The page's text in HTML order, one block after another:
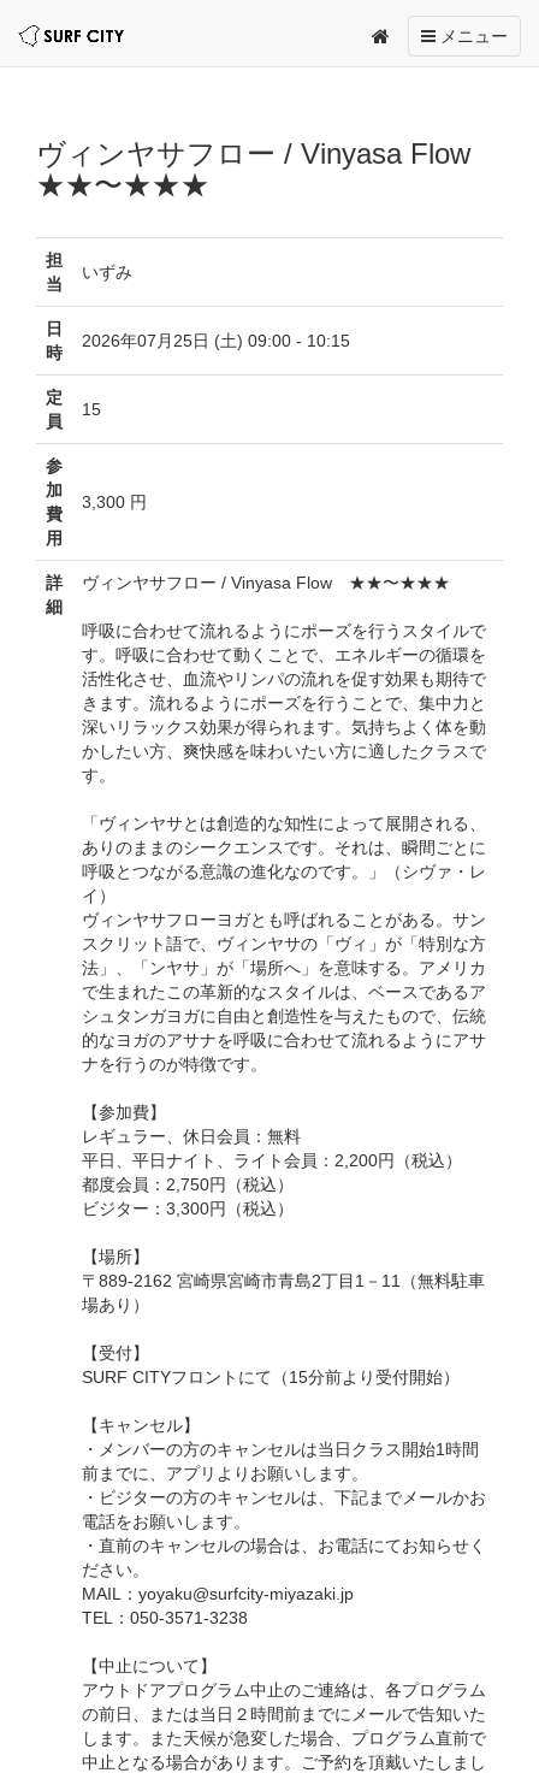
Toggle
navigation
メニュー
ヴィンヤサフロー / Vinyasa Flow
★★〜★★★
担
当
いずみ
日
時
2026年07月25日 (土) 09:00 - 10:15
定
員
15
参
加
費
用
3,300 円
詳
細
ヴィンヤサフロー / Vinyasa Flow ★★〜★★★
呼吸に合わせて流れるようにポーズを行うスタイルで
す。呼吸に合わせて動くことで、エネルギーの循環を
活性化させ、血流やリンパの流れを促す効果も期待で
きます。流れるようにポーズを行うことで、集中力と
深いリラックス効果が得られます。気持ちよく体を動
かしたい方、爽快感を味わいたい方に適したクラスで
す。
「ヴィンヤサとは創造的な知性によって展開される、
ありのままのシークエンスです。それは、瞬間ごとに
呼吸とつながる意識の進化なのです。」（シヴァ・レ
イ）
ヴィンヤサフローヨガとも呼ばれることがある。サン
スクリット語で、ヴィンヤサの「ヴィ」が「特別な方
法」、「ンヤサ」が「場所へ」を意味する。アメリカ
で生まれたこの革新的なスタイルは、ベースであるア
シュタンガヨガに自由と創造性を与えたもので、伝統
的なヨガのアサナを呼吸に合わせて流れるようにアサ
ナを行うのが特徴です。
【参加費】
レギュラー、休日会員：無料
平日、平日ナイト、ライト会員：2,200円（税込）
都度会員：2,750円（税込）
ビジター：3,300円（税込）
【場所】
〒889-2162 宮崎県宮崎市青島2丁目1－11（無料駐車
場あり）
【受付】
SURF CITYフロントにて（15分前より受付開始）
【キャンセル】
・メンバーの方のキャンセルは当日クラス開始1時間
前までに、アプリよりお願いします。
・ビジターの方のキャンセルは、下記までメールかお
電話をお願いします。
・直前のキャンセルの場合は、お電話にてお知らせく
ださい。
MAIL：yoyaku@surfcity-miyazaki.jp
TEL：050-3571-3238
【中止について】
アウトドアプログラム中止のご連絡は、各プログラム
の前日、または当日２時間前までにメールで告知いた
します。また天候が急変した場合、プログラム直前で
中止となる場合があります。ご予約を頂戴いたしまし